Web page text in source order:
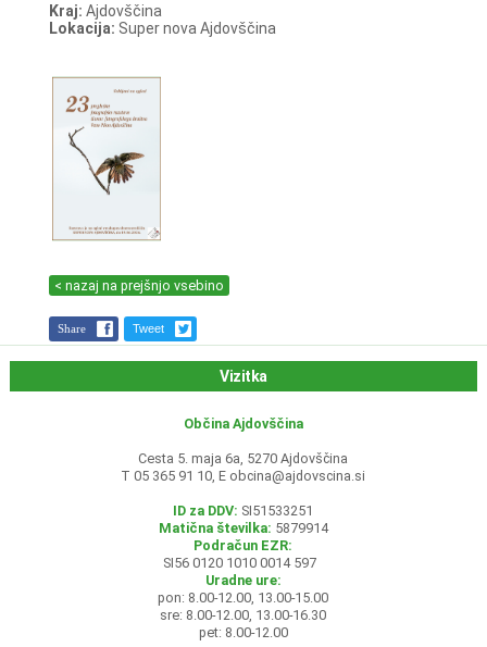
Kraj: Ajdovščina
Lokacija: Super nova Ajdovščina
< nazaj na prejšnjo vsebino
Share Tweet
Vizitka
Občina Ajdovščina
Cesta 5. maja 6a, 5270 Ajdovščina
T 05 365 91 10, E obcina@ajdovscina.si
ID za DDV: SI51533251
Matična številka: 5879914
Podračun EZR:
SI56 0120 1010 0014 597
Uradne ure:
pon: 8.00-12.00, 13.00-15.00
sre: 8.00-12.00, 13.00-16.30
pet: 8.00-12.00